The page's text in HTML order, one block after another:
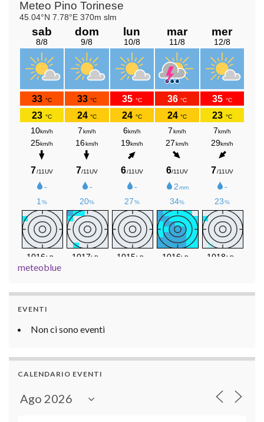
meteoblue
EVENTI
Non ci sono eventi
CALENDARIO EVENTI